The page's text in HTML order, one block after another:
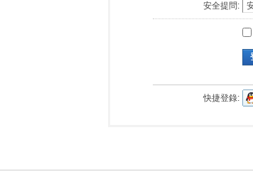
安全提問:
快捷登錄: